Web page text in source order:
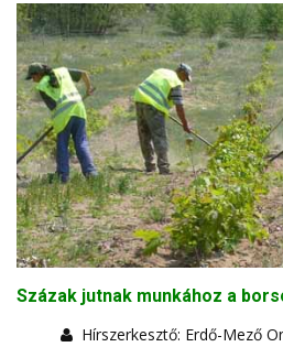
Százak jutnak munkához a
Hírszerkesztő: Erdő-Mező